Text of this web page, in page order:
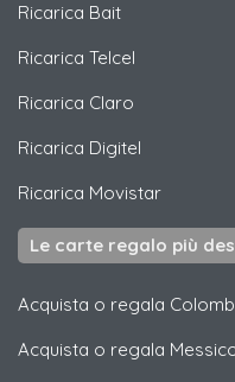
Ricarica Bait
Ricarica Telcel
Ricarica Claro
Ricarica Digitel
Ricarica Movistar
Le carte regalo più
Acquista o regala
Acquista o regala